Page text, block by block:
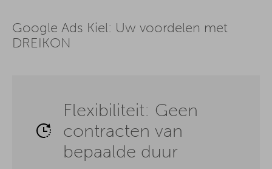
Google Ads Kiel: Uw voordelen met
DREIKON
Flexibiliteit: Geen
contracten van
bepaalde duur